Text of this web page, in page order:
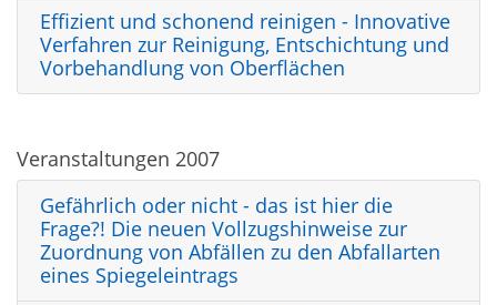
Effizient und schonend reinigen - Innovative
Verfahren zur Reinigung, Entschichtung und
Vorbehandlung von Oberflächen
Veranstaltungen 2007
Gefährlich oder nicht - das ist hier die
Frage?! Die neuen Vollzugshinweise zur
Zuordnung von Abfällen zu den Abfallarten
eines Spiegeleintrags